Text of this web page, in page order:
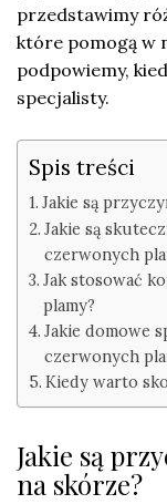
przedstawimy
które pomogą w
podpowiemy,
specjalisty.
Spis treści
Jakie są
Jakie są
czerwonych
Jak stosować
plamy?
Jakie domowe
czerwonych
Kiedy warto
Jakie są
na skórze?